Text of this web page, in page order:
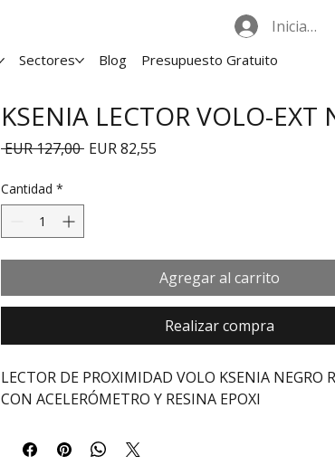
Iniciar
Sectores Blog Presupuesto Gratuito
KSENIA LECTOR VOLO-EXT
EUR 127,00 Precio
EUR 82,55Precio de oferta
Cantidad *
Agregar al carrito
Realizar compra
LECTOR DE PROXIMIDAD VOLO KSENIA NEGRO
CON ACELERÓMETRO Y RESINA EPOXI